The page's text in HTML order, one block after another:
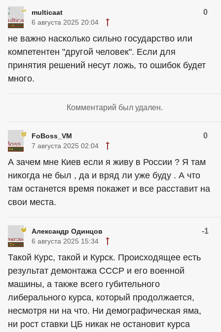
multicaat 0
6 августа 2025 20:04
не важно насколько сильно государство или
компетентен "другой человек". Если для
принятия решений несут ложь, то ошибок будет
много.
Комментарий был удален.
FoBoss_VM 0
7 августа 2025 02:04
А зачем мне Киев если я живу в России ? Я там
никогда не был , да и вряд ли уже буду . А что
там останется время покажет и все расставит на
свои места.
Александр Одинцов -1
6 августа 2025 15:34
Такой Курс, такой и Курск. Происходящее есть
результат демонтажа СССР и его военной
машины, а также всего губительного
либерального курса, который продолжается,
несмотря ни на что. Ни демографическая яма,
ни рост ставки ЦБ никак не остановит курса